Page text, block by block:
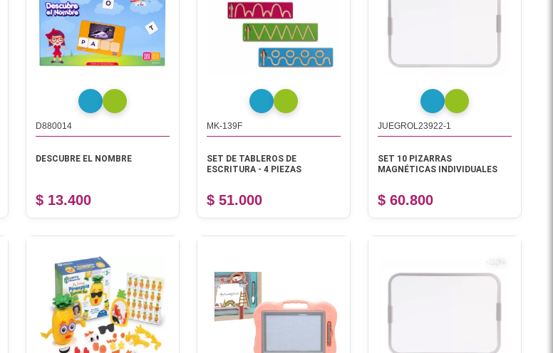
D880014
DESCUBRE EL NOMBRE
$ 13.400
MK-139F
SET DE TABLEROS DE
ESCRITURA - 4 PIEZAS
$ 51.000
JUEGROL23922-1
SET 10 PIZARRAS
MAGNÉTICAS INDIVIDUALES
$ 60.800
-18%